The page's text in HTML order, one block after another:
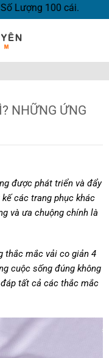
mẫu ✓ In-Thêu logo
NHỮNG ỨNG
được phát triển và đẩy
các trang phục khác
và ưa chuộng chính là
thắc mắc vải co giản 4
cuộc sống đúng không
tất cả các thắc mắc